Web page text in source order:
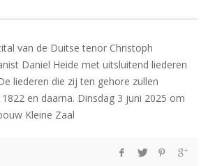
van de Duitse tenor Christoph
Daniel Heide met uitsluitend liederen
liederen die zij ten gehore zullen
en daarna. Dinsdag 3 juni 2025 om
Kleine Zaal